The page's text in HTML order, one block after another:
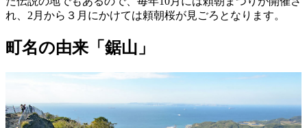
れ、2月から３月にかけては頼朝桜が見ごろとなります。
町名の由来「鋸山」